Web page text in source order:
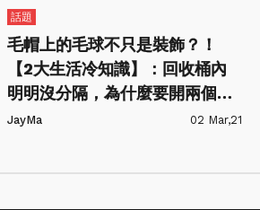
話題
毛帽上的毛球不只是裝飾？！
【2大生活冷知識】：回收桶內
明明沒分隔，為什麼要開兩個洞
口？
JayMa 02 Mar,21